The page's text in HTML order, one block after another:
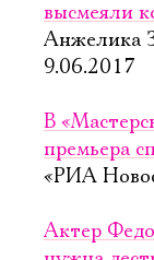
высмеяли
Анжелика
9.06.2017
В
премьера
«РИА
Актер